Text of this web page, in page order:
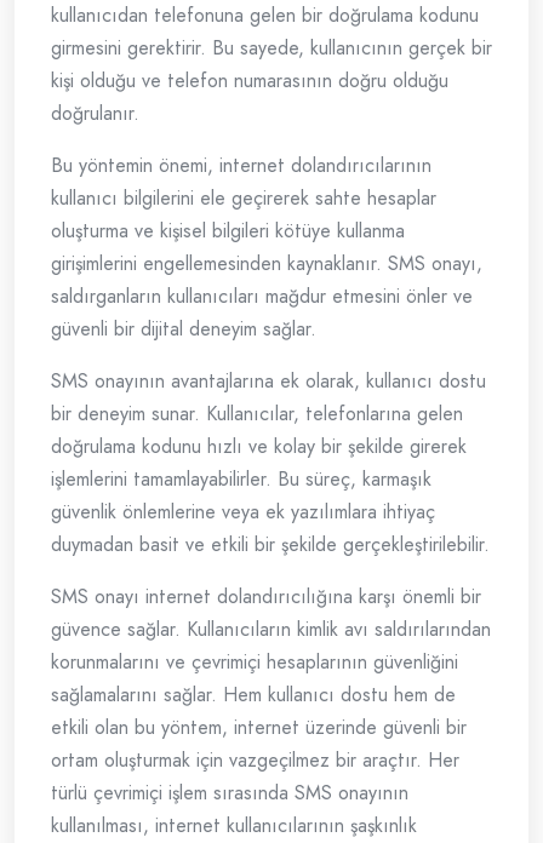
kullanıcıdan telefonuna gelen bir doğrulama kodunu
girmesini gerektirir. Bu sayede, kullanıcının gerçek bir
kişi olduğu ve telefon numarasının doğru olduğu
doğrulanır.
Bu yöntemin önemi, internet dolandırıcılarının
kullanıcı bilgilerini ele geçirerek sahte hesaplar
oluşturma ve kişisel bilgileri kötüye kullanma
girişimlerini engellemesinden kaynaklanır. SMS onayı,
saldırganların kullanıcıları mağdur etmesini önler ve
güvenli bir dijital deneyim sağlar.
SMS onayının avantajlarına ek olarak, kullanıcı dostu
bir deneyim sunar. Kullanıcılar, telefonlarına gelen
doğrulama kodunu hızlı ve kolay bir şekilde girerek
işlemlerini tamamlayabilirler. Bu süreç, karmaşık
güvenlik önlemlerine veya ek yazılımlara ihtiyaç
duymadan basit ve etkili bir şekilde gerçekleştirilebilir.
SMS onayı internet dolandırıcılığına karşı önemli bir
güvence sağlar. Kullanıcıların kimlik avı saldırılarından
korunmalarını ve çevrimiçi hesaplarının güvenliğini
sağlamalarını sağlar. Hem kullanıcı dostu hem de
etkili olan bu yöntem, internet üzerinde güvenli bir
ortam oluşturmak için vazgeçilmez bir araçtır. Her
türlü çevrimiçi işlem sırasında SMS onayının
kullanılması, internet kullanıcılarının şaşkınlık